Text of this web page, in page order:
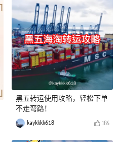
黑五转运使用攻略，轻松下单
不走弯路！
kaykkkk618 186